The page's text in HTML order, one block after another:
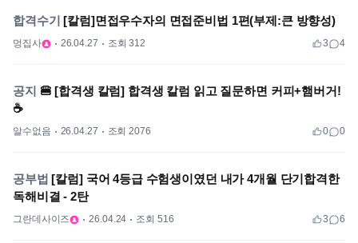
합격수기 [칼럼]면접우수자의 면접준비법 1편(부제:큰 방향성)
멍집사 26.04.27 조회 312 3 4
공지 🍔 [합격생 칼럼] 합격생 칼럼 읽고 질문하면 커피+햄버거!
☕
알수없음 26.04.27 조회 2076 0 0
공부법 [칼럼] 국어 4등급 수험생이였던 내가 4개월 단기합격한
독해비결 - 2탄
그란데사이즈 26.04.24 조회 516 3 6